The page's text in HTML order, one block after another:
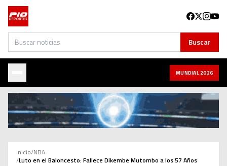
Buscar Buscar
MUNDIAL 2026
Inicio/NBA
/Luto en el Baloncesto: Fallece Dikembe Mutombo a los 57 Años